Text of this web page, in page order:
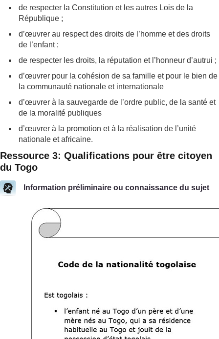
de respecter la Constitution et les autres Lois de la
République ;
d’œuvrer au respect des droits de l’homme et des droits
de l’enfant ;
de respecter les droits, la réputation et l’honneur d’autrui ;
d’œuvrer pour la cohésion de sa famille et pour le bien de
la communauté nationale et internationale
d’œuvrer à la sauvegarde de l’ordre public, de la santé et
de la moralité publiques
d’œuvrer à la promotion et à la réalisation de l’unité
nationale et africaine.
Ressource 3: Qualifications pour être citoyen
du Togo
Information préliminaire ou connaissance du sujet